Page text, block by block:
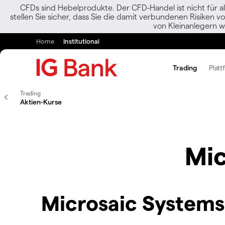
CFDs sind Hebelprodukte. Der CFD-Handel ist nicht für
stellen Sie sicher, dass Sie die damit verbundenen Risiken
von Kleinanlegern
Home Institutional
Trading
Trading
Aktien-Kurse
Microsaic